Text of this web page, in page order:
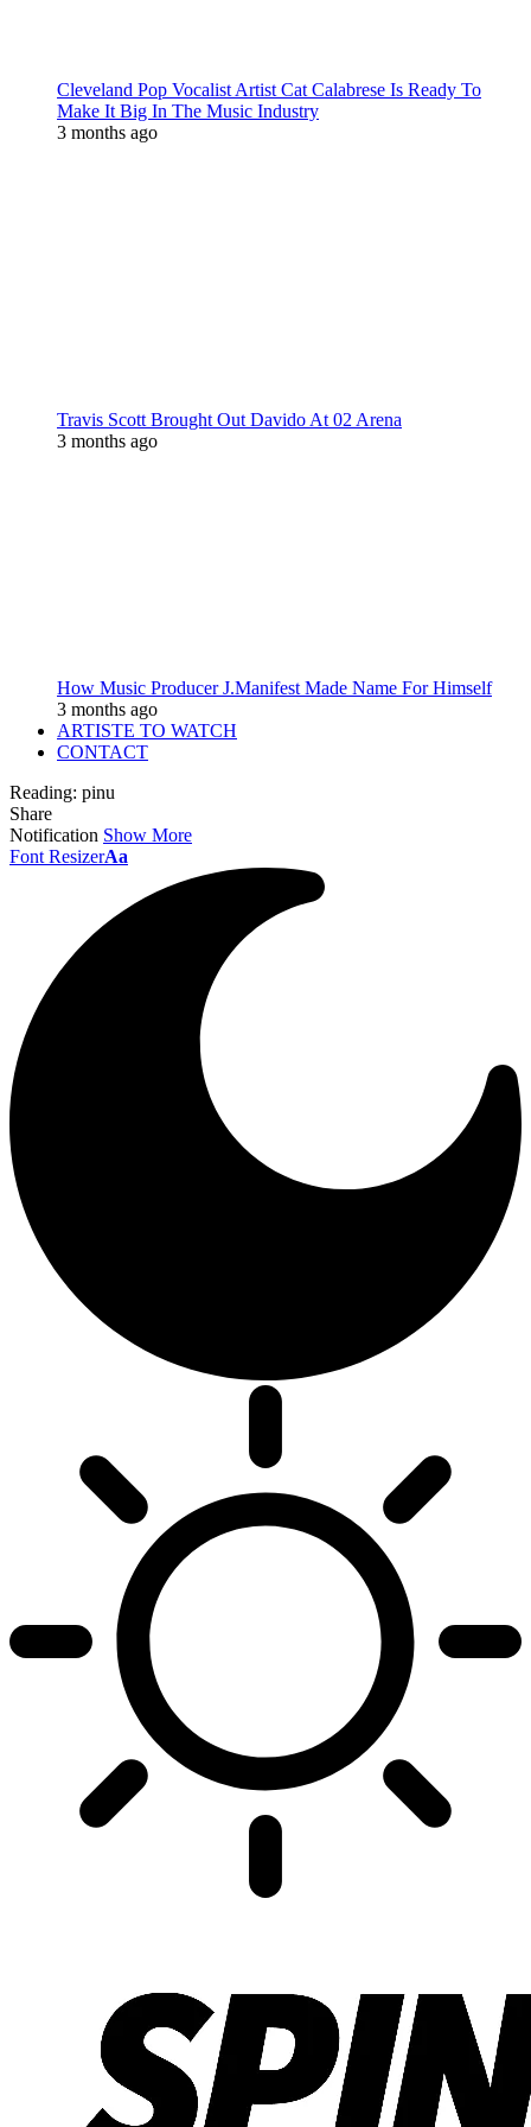
Cleveland Pop Vocalist Artist Cat Calabrese Is Ready To
Make It Big In The Music Industry
3 months ago
Travis Scott Brought Out Davido At 02 Arena
3 months ago
How Music Producer J.Manifest Made Name For Himself
3 months ago
ARTISTE TO WATCH
CONTACT
Reading: pinu
Share
Notification Show More
Font ResizerAa